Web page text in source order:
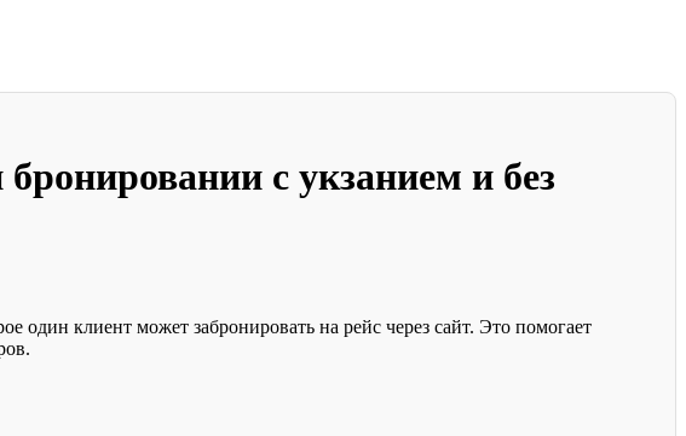
c укзанием и без
один клиент может забронировать на рейс через сайт. Это помогает